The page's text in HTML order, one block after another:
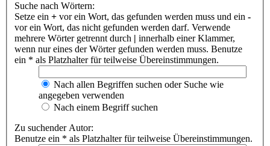
Suche nach Wörtern:
Setze ein + vor ein Wort, das gefunden werden muss und ein -
vor ein Wort, das nicht gefunden werden darf. Verwende
mehrere Wörter getrennt durch | innerhalb einer Klammer,
wenn nur eines der Wörter gefunden werden muss. Benutze
ein * als Platzhalter für teilweise Übereinstimmungen.
Nach allen Begriffen suchen oder Suche wie
angegeben verwenden
Nach einem Begriff suchen
Zu suchender Autor:
Benutze ein * als Platzhalter für teilweise Übereinstimmungen.